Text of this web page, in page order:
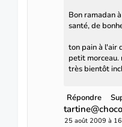
Bon ramadan
santé, de
ton pain à l'air
petit morceau.
très bientôt
Répondre
25 août 2009 à